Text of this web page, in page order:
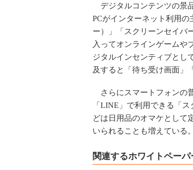
デジタルコンテンツの景
PCがインターネット利用
ー）」「スクリーンセイバ
入ってオンラインゲームや
ジタルインセンティブとし
及すると「待ち受け画面」
さらにスマートフォンの
「LINE」で利用できる「
どは日用品のオマケとして
いられることも増えている。
関連するホワイトペーパ